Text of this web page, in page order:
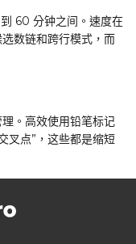
60 分钟之间。速度在
数链和跨行模式，而
。高效使用铅笔标记
叉点”，这些都是缩短